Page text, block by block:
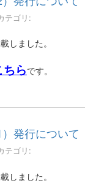
テゴリ:
しました。
ちらです。
発行について
テゴリ:
しました。